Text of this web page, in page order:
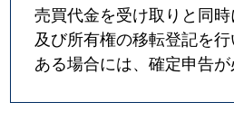
売買代金を受け取りと同
及び所有権の移転登記を
ある場合には、確定申告が